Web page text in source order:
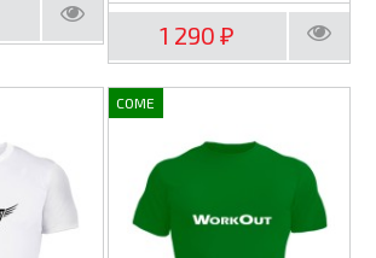
1 290₽
COME